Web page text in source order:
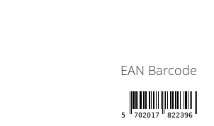
EAN Barcode
5 702017 822396